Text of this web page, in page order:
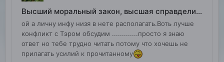
Высший моральный закон, высшая справделивость
ой а личну инфу низя в нете располагать.Воть лучше
конфликт с Тэром обсудим .............просто я знаю
ответ но тебе трудно читать потому что хочешь не
прилагать усилий к прочитанному